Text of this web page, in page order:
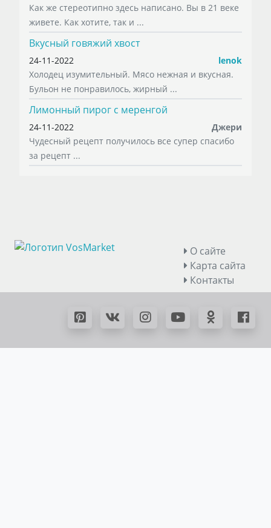
Как же стереотипно здесь написано. Вы в 21 веке
живете. Как хотите, так и ...
Вкусный говяжий хвост
24-11-2022
lenok
Холодец изумительный. Мясо нежная и вкусная.
Бульон не понравилось, жирный ...
Лимонный пирог с меренгой
24-11-2022
Джери
Чудесный рецепт получилось все супер спасибо
за рецепт ...
О сайте
Карта сайта
Контакты